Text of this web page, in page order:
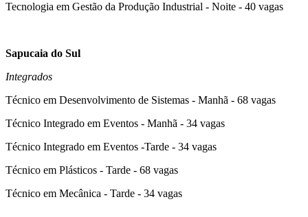
Tecnologia em Gestão da Produção Industrial - Noite - 40 vagas
Sapucaia do Sul
Integrados
Técnico em Desenvolvimento de Sistemas - Manhã - 68 vagas
Técnico Integrado em Eventos - Manhã - 34 vagas
Técnico Integrado em Eventos -Tarde - 34 vagas
Técnico em Plásticos - Tarde - 68 vagas
Técnico em Mecânica - Tarde - 34 vagas